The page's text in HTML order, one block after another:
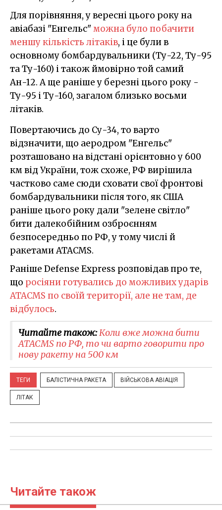
Для порівняння, у вересні цього року на
авіабазі "Енгельс"можна було побачити
меншу кількість літаків, і це були в
основному бомбардувальники (Ту-22, Ту-95
та Ту-160) і також ймовірно той самий
Ан-12. А ще раніше у березні цього року -
Ту-95 і Ту-160, загалом близько восьми
літаків.
Повертаючись до Су-34, то варто
відзначити, що аеродром "Енгельс"
розташовано на відстані орієнтовно у 600
км від України, тож схоже, РФ вирішила
частково саме сюди сховати свої фронтові
бомбардувальники після того, як США
раніше цього року дали "зелене світло"
бити далекобійним озброєнням
безпосередньо по РФ, у тому числі й
ракетами ATACMS.
Раніше Defense Express розповідав про те,
що росіяни готувались до можливих ударів
ATACMS по своїй території, але не там, де
відбулось.
Читайте також:Коли вже можна бити
ATACMS по РФ, то чи варто говорити про
нову ракету на 500 км
ТЕГИ БАЛІСТИЧНА РАКЕТА ВІЙСЬКОВА АВІАЦІЯ
ЛІТАК
Читайте також